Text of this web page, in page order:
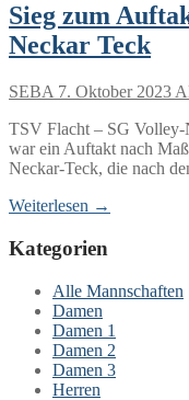
Sieg zum
Neckar Teck
SEBA 7. Oktober 2023
TSV Flacht – SG Volley-
war ein Auftakt nach
Neckar-Teck, die nach
Weiterlesen →
Kategorien
Alle Mannschaften
Damen
Damen 1
Damen 2
Damen 3
Herren